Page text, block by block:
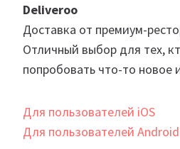
Deliveroo
Доставка от премиум-
Отличный выбор для тех,
попробовать что-то новое
Для пользователей iOS
Для пользователей Android